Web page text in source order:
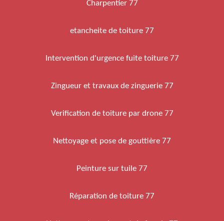
Charpentier 77
etancheite de toiture 77
Intervention d'urgence fuite toiture 77
Zingueur et travaux de zinguerie 77
Verification de toiture par drone 77
Nettoyage et pose de gouttière 77
Peinture sur tuile 77
Réparation de toiture 77